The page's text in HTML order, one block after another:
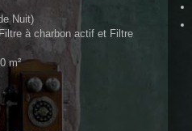
Nuit)
à charbon actif et Filtre
m²